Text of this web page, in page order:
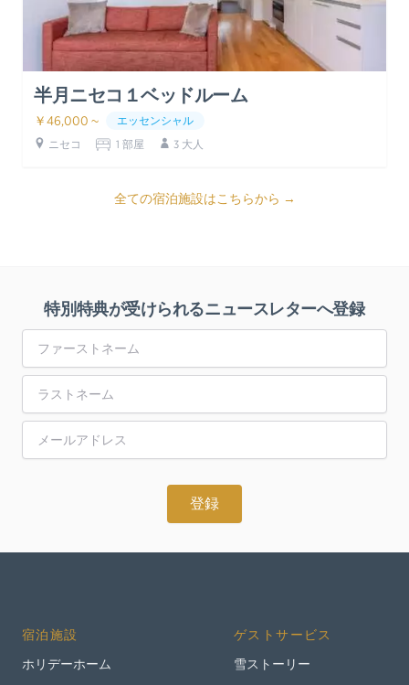
半月ニセコ１ベッドルーム
￥46,000 ~
エッセンシャル
ニセコ
1 部屋 3 大人
全ての宿泊施設はこちらから →
特別特典が受けられるニュースレターへ登録
宿泊施設
ホリデーホーム
ゲストサービス
雪ストーリー